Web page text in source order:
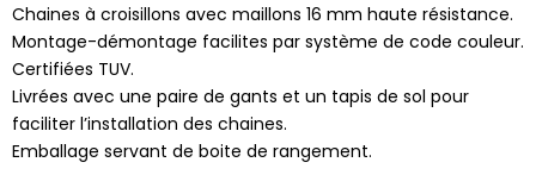
Chaines à croisillons avec maillons 16 mm haute résistance.
Montage-démontage facilites par système de code couleur.
Certifiées TUV.
Livrées avec une paire de gants et un tapis de sol pour
faciliter l’installation des chaines.
Emballage servant de boite de rangement.